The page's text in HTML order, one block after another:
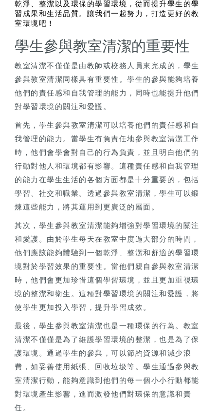
乾淨、整潔以及環保的學習環境，從而提升學生的學
習成果和生活品質。讓我們一起努力，打造更好的教
室環境吧！
學生參與教室清潔的重要性
教室清潔不僅僅是由教師或校務人員來完成的，學生
參與教室清潔同樣具有重要性。學生的參與能夠培養
他們的責任感和自我管理的能力，同時也能提升他們
對學習環境的關注和愛護。
首先，學生參與教室清潔可以培養他們的責任感和自
我管理的能力。當學生有負責任地參與教室清潔工作
時，他們會學會對自己的行為負責，並且明白他們的
行動對他人和環境都有影響。這種責任感和自我管理
的能力在學生生活的各個方面都是十分重要的，包括
學習、社交和職業。透過參與教室清潔，學生可以鍛
煉這些能力，將其運用到更廣泛的層面。
其次，學生參與教室清潔能夠增強對學習環境的關注
和愛護。由於學生每天在教室中度過大部分的時間，
他們應該能夠體驗到一個乾淨、整潔和舒適的學習環
境對於學習效果的重要性。當他們親自參與教室清潔
時，他們會更加珍惜這個學習環境，並且更加重視環
境的整潔和衛生。這種對學習環境的關注和愛護，將
使學生更加投入學習，提升學習成效。
最後，學生參與教室清潔也是一種環保的行為。教室
清潔不僅僅是為了維護學習環境的整潔，也是為了保
護環境。通過學生的參與，可以節約資源和減少浪
費，如妥善使用紙張、回收垃圾等。學生通過參與教
室清潔行動，能夠意識到他們的每一個小小行動都能
對環境產生影響，進而激發他們對環保的意識和責
任。